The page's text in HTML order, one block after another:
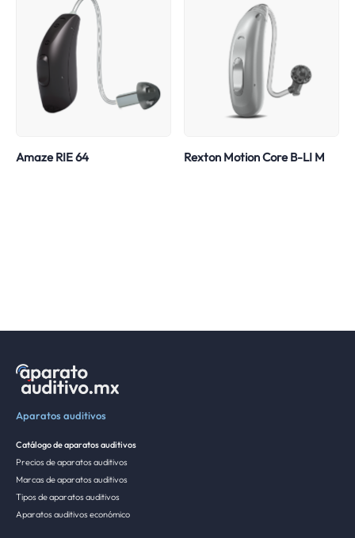
Amaze RIE 64 Rexton Motion Core B-LI M
Aparatos auditivos
Catálogo de aparatos auditivos
Precios de aparatos auditivos
Marcas de aparatos auditivos
Tipos de aparatos auditivos
Aparatos auditivos económico